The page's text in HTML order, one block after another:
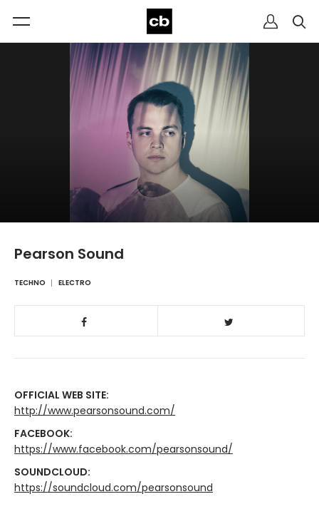
Pearson Sound
TECHNO ELECTRO
OFFICIAL WEB SITE:
http://www.pearsonsound.com/
FACEBOOK:
https://www.facebook.com/pearsonsound/
SOUNDCLOUD:
https://soundcloud.com/pearsonsound